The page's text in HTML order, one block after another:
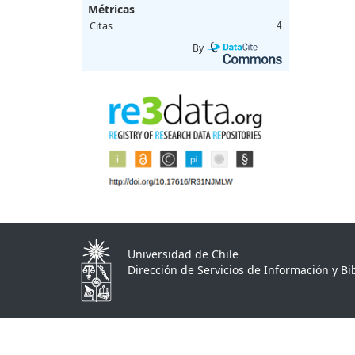
Métricas
Citas 4
By
Universidad de Chile
Dirección de Servicios de Información y